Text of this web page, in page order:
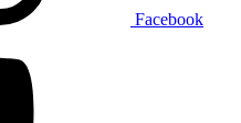
Facebook